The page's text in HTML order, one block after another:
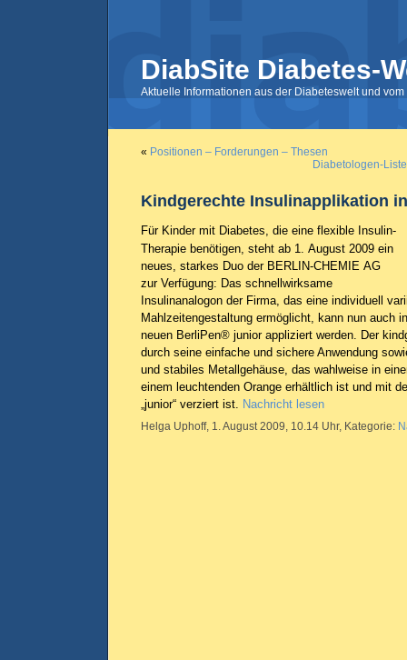
DiabSite Diabetes-
Aktuelle Informationen aus der Diabeteswelt und
« Positionen – Forderungen – Thesen
Diabetologen-
Kindgerechte Insulinapplikation
Für Kinder mit Diabetes, die eine flexible Insulin-
Therapie benötigen, steht ab 1. August 2009 ein
neues, starkes Duo der BERLIN-CHEMIE AG
zur Verfügung: Das schnellwirksame
Insulinanalogon der Firma, das eine individuell
Mahlzeitengestaltung ermöglicht, kann nun auch
neuen BerliPen® junior appliziert werden. Der
durch seine einfache und sichere Anwendung
und stabiles Metallgehäuse, das wahlweise in
einem leuchtenden Orange erhältlich ist und mit
„junior“ verziert ist. Nachricht lesen
Helga Uphoff, 1. August 2009, 10.14 Uhr, Kategorie: